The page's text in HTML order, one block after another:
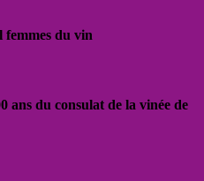
femmes du vin
ans du consulat de la vinée de